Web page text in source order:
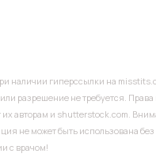
наличии гиперссылки на
разрешение не требуется. Права
авторам и shutterstock.com.
не может быть использована без
с врачом!